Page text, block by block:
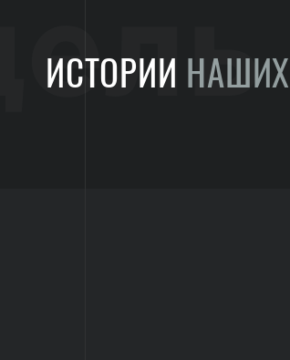
ИСТОРИИ
цель